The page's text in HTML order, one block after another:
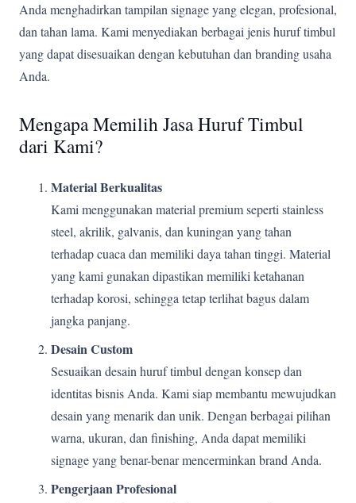
Anda menghadirkan tampilan signage yang elegan, profesional,
dan tahan lama. Kami menyediakan berbagai jenis huruf timbul
yang dapat disesuaikan dengan kebutuhan dan branding usaha
Anda.
Mengapa Memilih Jasa Huruf Timbul
dari Kami?
Material Berkualitas
Kami menggunakan material premium seperti stainless
steel, akrilik, galvanis, dan kuningan yang tahan
terhadap cuaca dan memiliki daya tahan tinggi. Material
yang kami gunakan dipastikan memiliki ketahanan
terhadap korosi, sehingga tetap terlihat bagus dalam
jangka panjang.
Desain Custom
Sesuaikan desain huruf timbul dengan konsep dan
identitas bisnis Anda. Kami siap membantu mewujudkan
desain yang menarik dan unik. Dengan berbagai pilihan
warna, ukuran, dan finishing, Anda dapat memiliki
signage yang benar-benar mencerminkan brand Anda.
Pengerjaan Profesional